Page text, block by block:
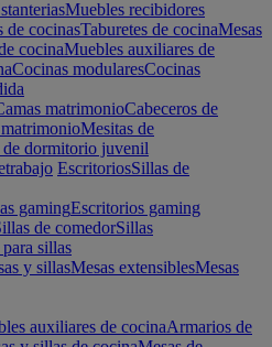
Muebles recibidores
de cocinasTaburetes de cocinaMesas
cocinaMuebles auxiliares de
Cocinas modularesCocinas
matrimonioCabeceros de
Mesitas de
de dormitorio juvenil
EscritoriosSillas de
gamingEscritorios gaming
de comedorSillas
sillas
y sillasMesas extensiblesMesas
auxiliares de cocinaArmarios de